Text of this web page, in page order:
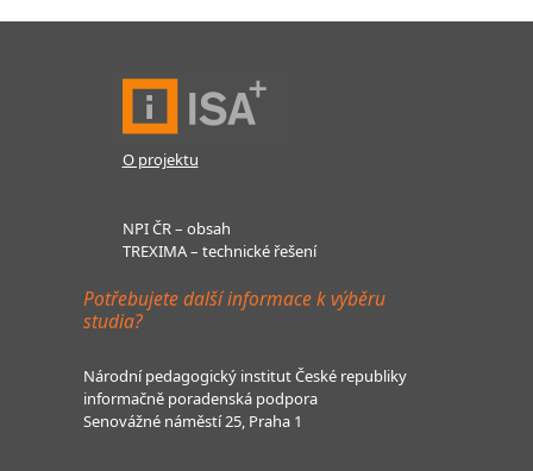
O projektu
NPI ČR – obsah
TREXIMA – technické řešení
Potřebujete další informace k výběru
studia?
Národní pedagogický institut České republiky
informačně poradenská podpora
Senovážné náměstí 25, Praha 1